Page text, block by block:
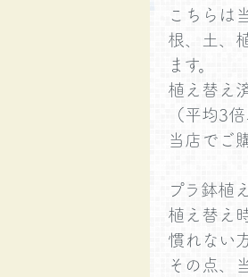
こちらは
根、土、
ます。
植え替え
（平均3倍
当店でご
プラ鉢植
植え替え
慣れない
その点、